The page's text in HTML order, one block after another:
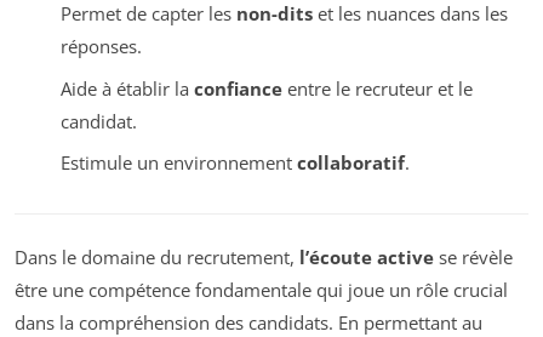
Permet de capter les non-ditset les nuances dans les
réponses.
Aide à établir la confianceentre le recruteur et le
candidat.
Estimule un environnement collaboratif.
Dans le domaine du recrutement, l’écoute active se révèle
être une compétence fondamentale qui joue un rôle crucial
dans la compréhension des candidats. En permettant au